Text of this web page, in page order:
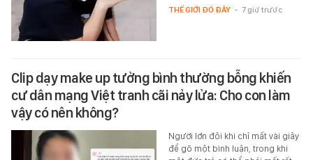
THẾ GIỚI ĐÓ ĐÂY - 7 giờ trước
Clip dạy make up tưởng bình thường bỗng khiến
cư dân mạng Việt tranh cãi nảy lửa: Cho con làm
vậy có nên không?
Người lớn đôi khi chỉ mất vài giây
để gõ một bình luận, trong khi